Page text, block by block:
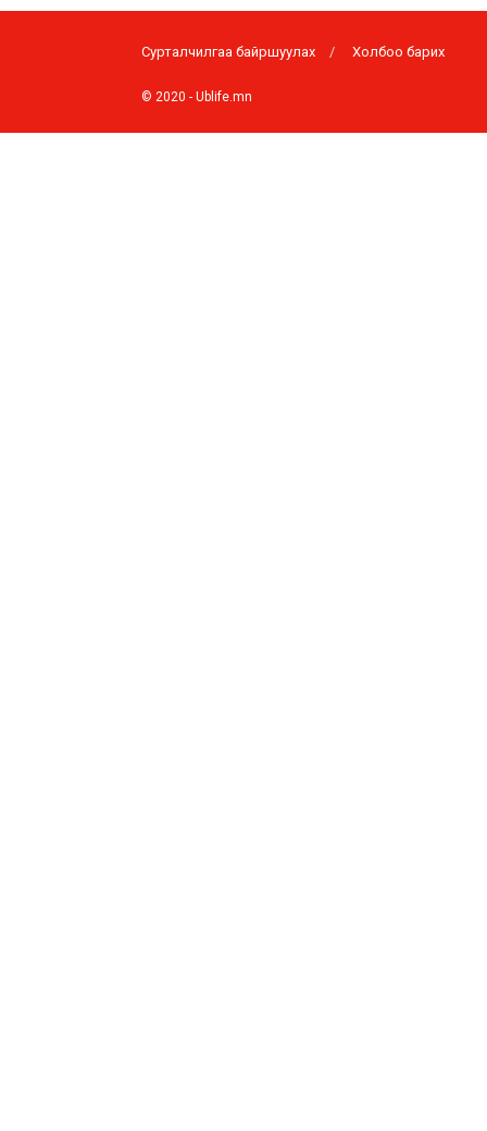
өндөрлөв
Сурталчилгаа байршуулах Холбоо барих
© 2020 - Ublife.mn